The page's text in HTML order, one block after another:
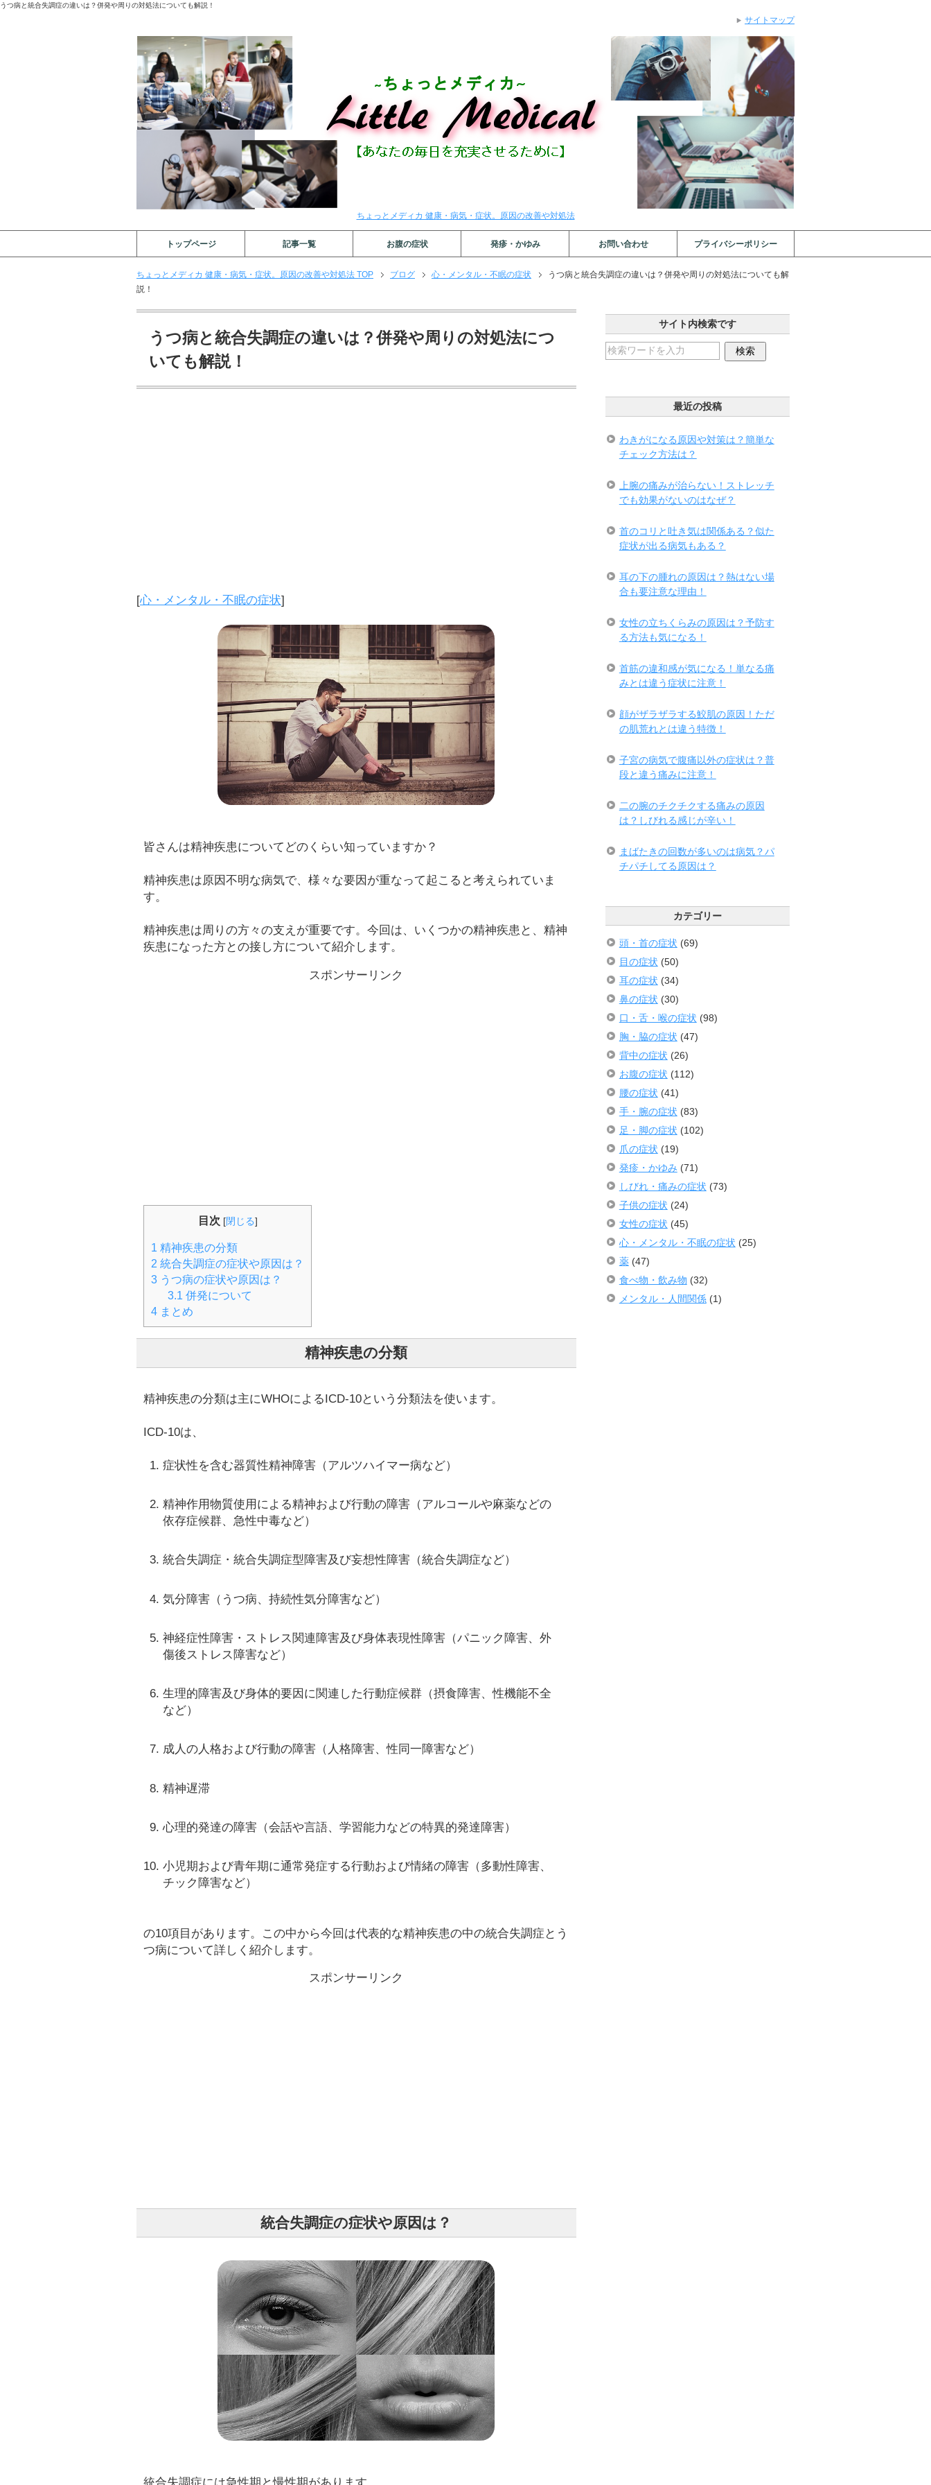
うつ病と統合失調症の違いは？併発や周りの対処法についても解説！
ちょっとメディカ 健康・病気・症状。原因の改善や対処法
トップページ 記事一覧 お腹の症状 発疹・かゆみ お問い合わせ プライバシーポリシー
ちょっとメディカ 健康・病気・症状。原因の改善や対処法 TOP ブログ 心・メンタル・不眠の症状
うつ病と統合失調症の違いは？併発や周りの対処法についても解
説！
うつ病と統合失調症の違いは？併発や周りの対処法につ
いても解説！
[心・メンタル・不眠の症状]
皆さんは精神疾患についてどのくらい知っていますか？
精神疾患は原因不明な病気で、様々な要因が重なって起こると考えられていま
す。
精神疾患は周りの方々の支えが重要です。今回は、いくつかの精神疾患と、精神
疾患になった方との接し方について紹介します。
スポンサーリンク
目次 [閉じる]
1 精神疾患の分類
2 統合失調症の症状や原因は？
3 うつ病の症状や原因は？
3.1 併発について
4 まとめ
精神疾患の分類
精神疾患の分類は主にWHOによるICD-10という分類法を使います。
ICD-10は、
症状性を含む器質性精神障害（アルツハイマー病など）
精神作用物質使用による精神および行動の障害（アルコールや麻薬などの
依存症候群、急性中毒など）
統合失調症・統合失調症型障害及び妄想性障害（統合失調症など）
気分障害（うつ病、持続性気分障害など）
神経症性障害・ストレス関連障害及び身体表現性障害（パニック障害、外
傷後ストレス障害など）
生理的障害及び身体的要因に関連した行動症候群（摂食障害、性機能不全
など）
成人の人格および行動の障害（人格障害、性同一障害など）
精神遅滞
心理的発達の障害（会話や言語、学習能力などの特異的発達障害）
小児期および青年期に通常発症する行動および情緒の障害（多動性障害、
チック障害など）
の10項目があります。この中から今回は代表的な精神疾患の中の統合失調症とう
つ病について詳しく紹介します。
スポンサーリンク
統合失調症の症状や原因は？
統合失調症には急性期と慢性期があります。
サイト内検索です
最近の投稿
わきがになる原因や対策は？簡単な
チェック方法は？
上腕の痛みが治らない！ストレッチ
でも効果がないのはなぜ？
首のコリと吐き気は関係ある？似た
症状が出る病気もある？
耳の下の腫れの原因は？熱はない場
合も要注意な理由！
女性の立ちくらみの原因は？予防す
る方法も気になる！
首筋の違和感が気になる！単なる痛
みとは違う症状に注意！
顔がザラザラする鮫肌の原因！ただ
の肌荒れとは違う特徴！
子宮の病気で腹痛以外の症状は？普
段と違う痛みに注意！
二の腕のチクチクする痛みの原因
は？しびれる感じが辛い！
まばたきの回数が多いのは病気？パ
チパチしてる原因は？
カテゴリー
頭・首の症状 (69)
目の症状 (50)
耳の症状 (34)
鼻の症状 (30)
口・舌・喉の症状 (98)
胸・脇の症状 (47)
背中の症状 (26)
お腹の症状 (112)
腰の症状 (41)
手・腕の症状 (83)
足・脚の症状 (102)
爪の症状 (19)
発疹・かゆみ (71)
しびれ・痛みの症状 (73)
子供の症状 (24)
女性の症状 (45)
心・メンタル・不眠の症状 (25)
薬(47)
食べ物・飲み物 (32)
メンタル・人間関係(1)
サイトマップ